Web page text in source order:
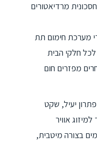
מרדיאטורים
מערכת חימום תת
לכל חלקי הבית
מפזרים חום
יעיל, שקט
למיזוג אוויר
בצורה מיטבית,